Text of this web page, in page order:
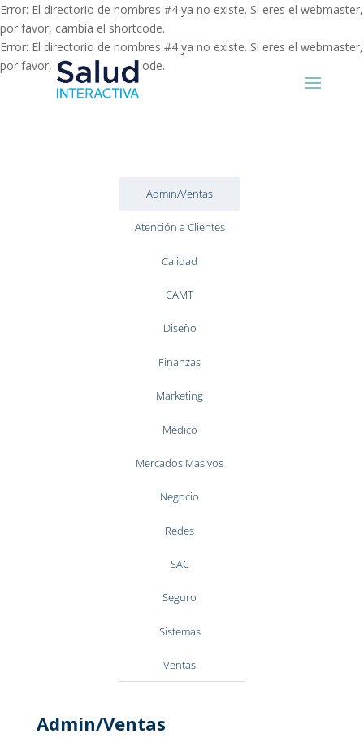
Error: El directorio de nombres #4 ya no existe. Si eres el webmaster,
por favor, cambia el shortcode.
Error: El directorio de nombres #4 ya no existe. Si eres el webmaster,
por favor, cambia el shortcode.
Admin/Ventas
Atención a Clientes
Calidad
CAMT
Diseño
Finanzas
Marketing
Médico
Mercados Masivos
Negocio
Redes
SAC
Seguro
Sistemas
Ventas
Admin/Ventas